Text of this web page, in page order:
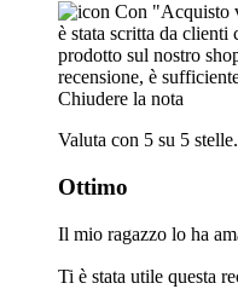
Con "Acquisto
è stata scritta da clienti
prodotto sul nostro
recensione, è
Chiudere la nota
Valuta con 5 su 5 stelle.
Ottimo
Il mio ragazzo lo ha
Ti è stata utile questa